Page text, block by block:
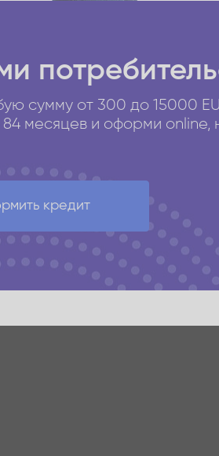
сумму от 300 до 15000
месяцев и оформи online,
кредит